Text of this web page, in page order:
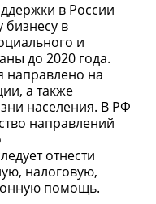
в России
в
и
до 2020 года.
направлено на
а также
населения. В РФ
направлений
отнести
налоговую,
помощь.